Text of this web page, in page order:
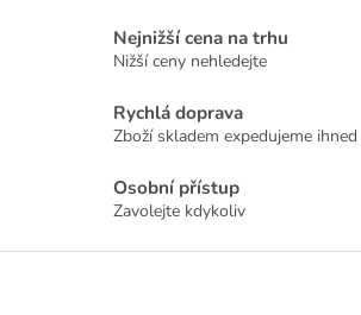
l
á
d
í
y
Nejnižší cena na trhu
Nižší ceny nehledejte
Rychlá doprava
Zboží skladem expedujeme ihned
Osobní přístup
Zavolejte kdykoliv
Z